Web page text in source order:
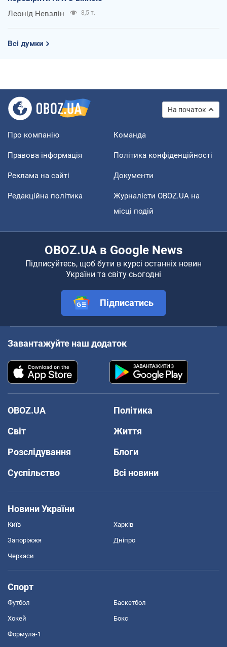
Леонід Невзлін 8,5 т.
Всі думки
На початок
Про компанію Команда
Правова інформація Політика конфіденційності
Реклама на сайті Документи
Редакційна політика
Журналісти OBOZ.UA на
місці подій
OBOZ.UA в Google News
Підписуйтесь, щоб бути в курсі останніх новин
України та світу сьогодні
Підписатись
Завантажуйте наш додаток
OBOZ.UA
Політика
Світ
Життя
Розслідування
Блоги
Суспільство
Всі новини
Новини України
Київ Харків
Запоріжжя Дніпро
Черкаси
Спорт
Футбол Баскетбол
Хокей Бокс
Формула-1